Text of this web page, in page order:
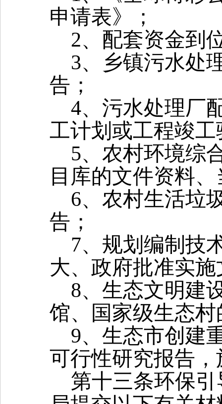
申请表》；
2、配套资金到
3、乡镇污水处
告；
4、污水处理厂
工计划或工程竣
5、农村环境综
目库的文件资料
6、农村生活垃
告；
7、规划编制技
大、政府批准实施
8、生态文明建
馆、国家级生态
9、生态市创建
可行性研究报告
第十三条环保